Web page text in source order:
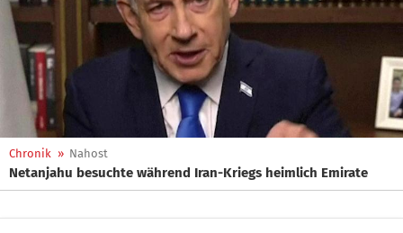
Chronik » Nahost
Netanjahu besuchte während Iran-Kriegs heimlich Emirate